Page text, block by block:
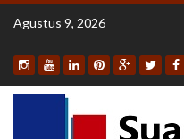
Skip
Agustus 9, 2026